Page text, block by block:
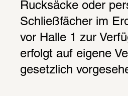
Rucksäcke oder
Schließfächer im
vor Halle 1 zur
erfolgt auf eigene
gesetzlich